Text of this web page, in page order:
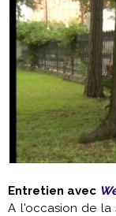
Entretien avec
A l'occasion de la